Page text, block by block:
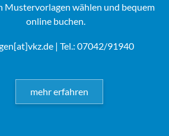
Mustervorlagen wählen und bequem
online buchen.
| Tel.: 07042/91940
mehr erfahren